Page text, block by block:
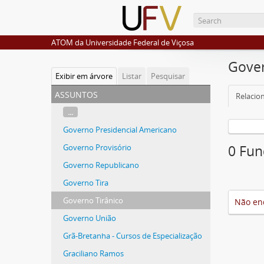
ATOM da Universidade Federal de Viçosa
Exibir em árvore Listar Pesquisar
assuntos
...
Governo Presidencial Americano
Governo Provisório
Governo Republicano
Governo Tira
Governo Tirânico
Governo União
Grã-Bretanha - Cursos de Especialização
Graciliano Ramos
0
Não